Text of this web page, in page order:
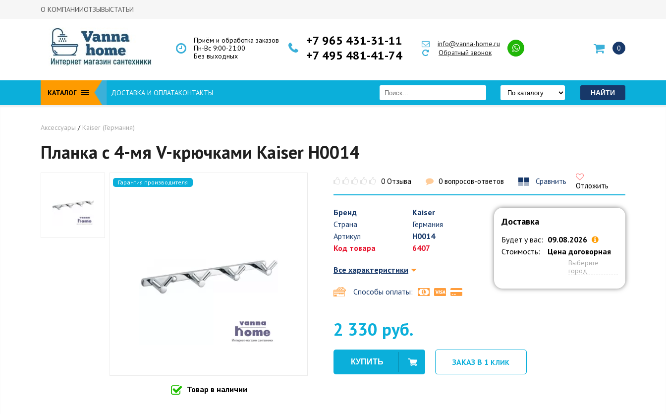
О КОМПАНИИОТЗЫВЫСТАТЬИ
Приём и обработка заказов
Пн-Вс 9:00-21:00
Без выходных
+7 965 431-31-11
+7 495 481-41-74
info@vanna-home.ru
Обратный звонок
0
КАТАЛОГ ДОСТАВКА И ОПЛАТАКОНТАКТЫ
Аксессуары / Kaiser (Германия)
Планка с 4-мя V-крючками Kaiser H0014
Гарантия производителя
Товар в наличии
0 Отзыва 0 вопросов-ответов Сравнить Отложить
Бренд
Kaiser
Страна
Германия
Артикул
H0014
Код товара
6407
Все характеристики
Способы оплаты:
Доставка
Будет у вас: 09.08.2026
Стоимость:
Цена договорная
Выберите
город
2 330 руб.
ЗАКАЗ В 1 КЛИК